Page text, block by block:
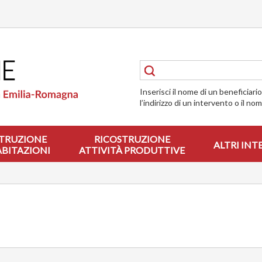
Inserisci il nome di un
l’indirizzo di un intervento o il
RICOSTRUZIONE
ATTIVITÀ PRODUTTIVE
ALTRI